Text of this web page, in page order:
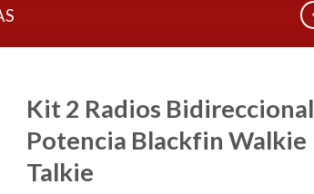
Kit 2 Radios Bidireccional
Potencia Blackfin Walkie
Talkie